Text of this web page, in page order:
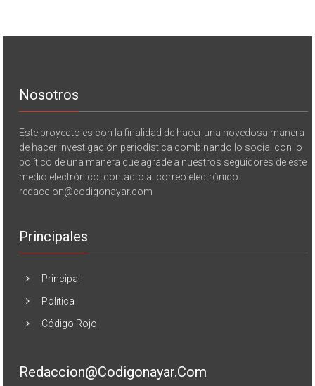
Nosotros
Este proyecto es con la finalidad de hacer una novedosa manera
de hacer investigación periodística combinando lo social con lo
político de una manera que agrade a nuestros seguidores de este
medio electrónico. contacto al correo electrónico
redaccion@codigonayar.com
Principales
Principal
Política
Código Rojo
Redaccion@codigonayar.com